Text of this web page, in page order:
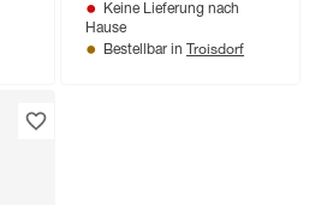
Keine Lieferung nach
Hause
Bestellbar in Troisdorf